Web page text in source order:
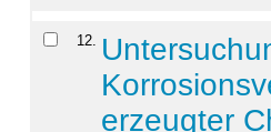
12
erzeugter